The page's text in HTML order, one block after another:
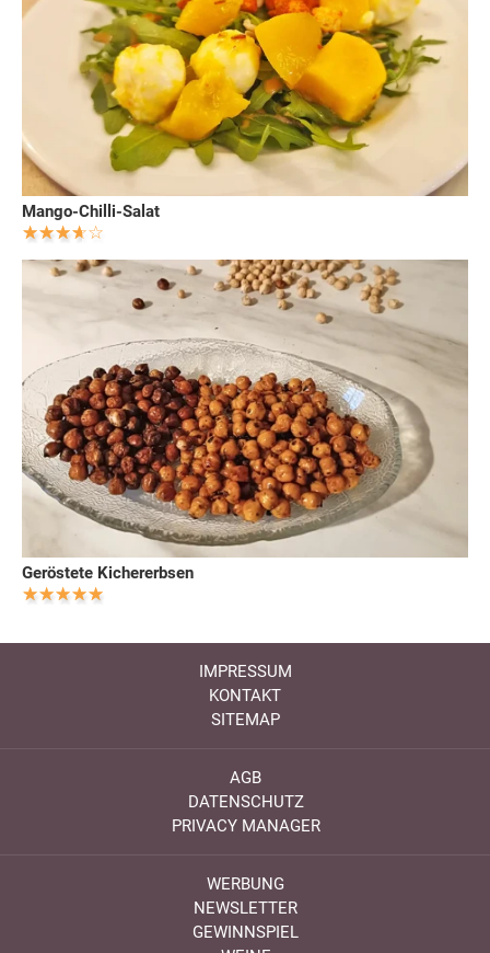
Mango-Chilli-Salat
Geröstete Kichererbsen
IMPRESSUM
KONTAKT
SITEMAP
AGB
DATENSCHUTZ
PRIVACY MANAGER
WERBUNG
NEWSLETTER
GEWINNSPIEL